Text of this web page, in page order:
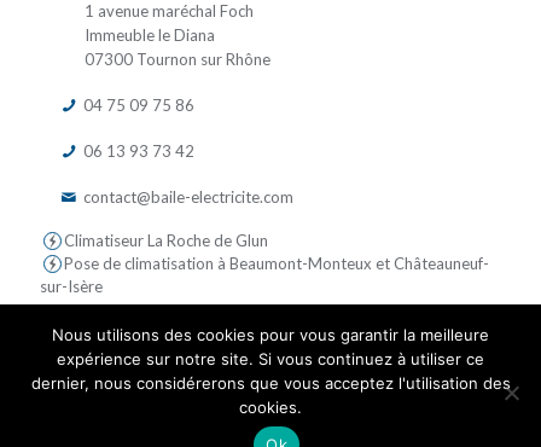
1 avenue maréchal Foch
Immeuble le Diana
07300 Tournon sur Rhône
04 75 09 75 86
06 13 93 73 42
contact@baile-electricite.com
Climatiseur La Roche de Glun
Pose de climatisation à Beaumont-Monteux et Châteauneuf-
sur-Isère
© 2019 Baile Electricite - Tous droits réservés | Réalisé par
Nous utilisons des cookies pour vous garantir la meilleure
expérience sur notre site. Si vous continuez à utiliser ce
dernier, nous considérerons que vous acceptez l'utilisation des
cookies.